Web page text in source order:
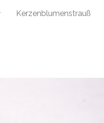
Kerzenblumenstrauß